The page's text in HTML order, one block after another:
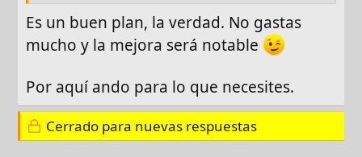
Es un buen plan, la verdad. No gastas
mucho y la mejora será notable
Por aquí ando para lo que necesites.
Cerrado para nuevas respuestas